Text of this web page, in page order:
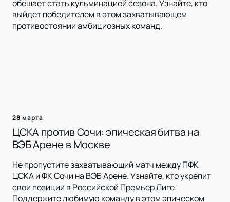
обещает стать кульминацией сезона. Узнайте, кто
выйдет победителем в этом захватывающем
противостоянии амбициозных команд.
28 марта
ЦСКА против Сочи: эпическая битва на
ВЭБ Арене в Москве
Не пропустите захватывающий матч между ПФК
ЦСКА и ФК Сочи на ВЭБ Арене. Узнайте, кто укрепит
свои позиции в Российской Премьер Лиге.
Поддержите любимую команду в этом эпическом